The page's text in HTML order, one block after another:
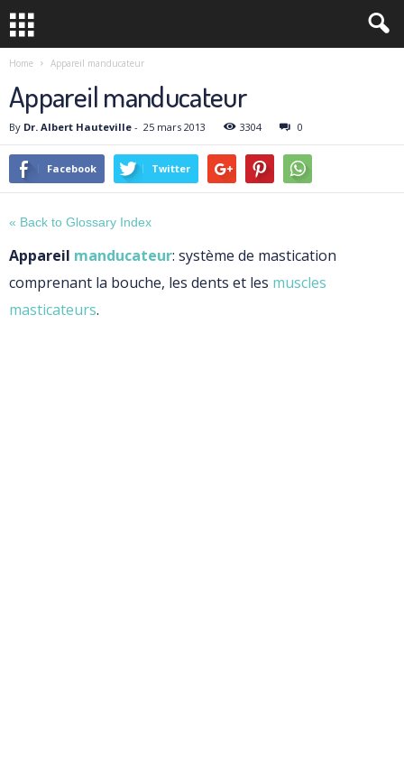
Home Appareil manducateur
Appareil manducateur
By Dr. Albert Hauteville - 25 mars 2013 3304 0
Facebook Twitter
« Back to Glossary Index
Appareil manducateur: système de mastication
comprenant la bouche, les dents et les muscles
masticateurs.